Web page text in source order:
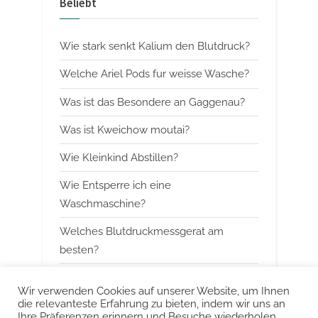
Beliebt
Wie stark senkt Kalium den Blutdruck?
Welche Ariel Pods fur weisse Wasche?
Was ist das Besondere an Gaggenau?
Was ist Kweichow moutai?
Wie Kleinkind Abstillen?
Wie Entsperre ich eine
Waschmaschine?
Welches Blutdruckmessgerat am
besten?
Kann man Arbeitsspeicher kombinieren?
Wir verwenden Cookies auf unserer Website, um Ihnen
die relevanteste Erfahrung zu bieten, indem wir uns an